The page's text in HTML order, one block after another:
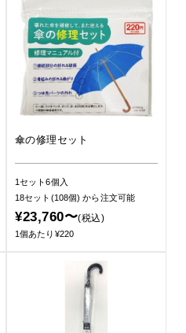
傘の修理セット
1セット6個入
18セット(108個)から注文可能
¥23,760〜(税込)
1個あたり¥220